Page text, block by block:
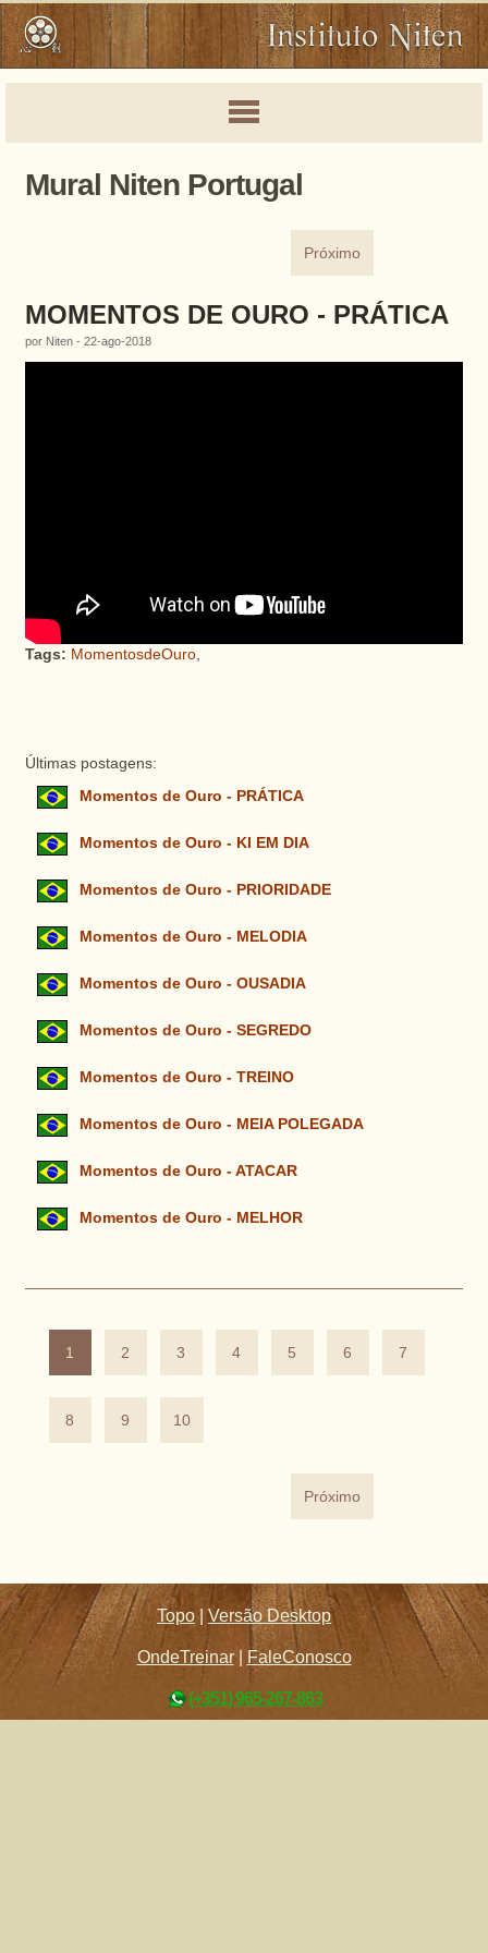
Mural Niten Portugal
Próximo
MOMENTOS DE OURO - PRÁTICA
por Niten - 22-ago-2018
Tags: MomentosdeOuro,
Últimas postagens:
Momentos de Ouro - PRÁTICA
Momentos de Ouro - KI EM DIA
Momentos de Ouro - PRIORIDADE
Momentos de Ouro - MELODIA
Momentos de Ouro - OUSADIA
Momentos de Ouro - SEGREDO
Momentos de Ouro - TREINO
Momentos de Ouro - MEIA POLEGADA
Momentos de Ouro - ATACAR
Momentos de Ouro - MELHOR
1 2 3 4 5 6 7
8 9 10
Próximo
Topo |Versão Desktop
OndeTreinar| FaleConosco
(+351) 965-267-863